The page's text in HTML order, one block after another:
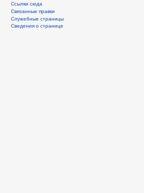
Ссылки сюда
Связанные правки
Служебные страницы
Сведения о странице